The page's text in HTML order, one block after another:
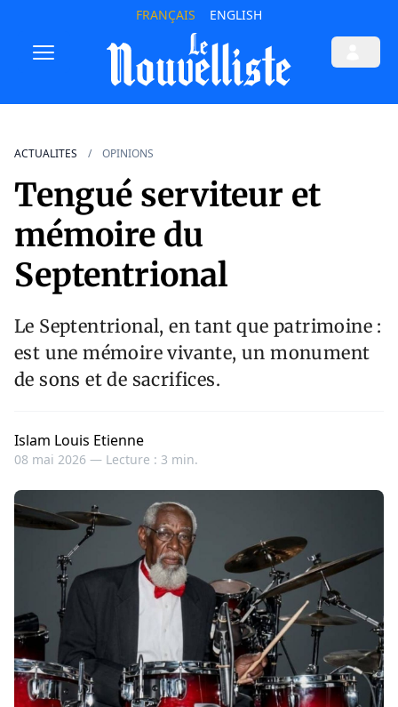
FRANÇAIS ENGLISH
ACTUALITES OPINIONS
Tengué serviteur et
mémoire du
Septentrional
Le Septentrional, en tant que patrimoine :
est une mémoire vivante, un monument
de sons et de sacrifices.
Islam Louis Etienne
08 mai 2026 — Lecture : 3 min.